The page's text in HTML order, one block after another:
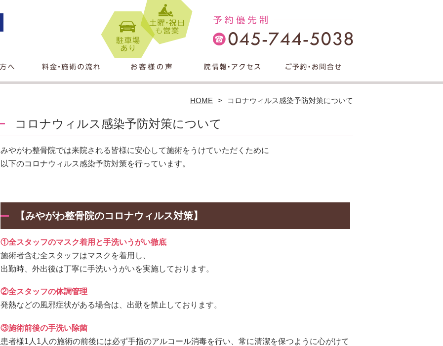
HOME コロナウィルス感染予防対策について
コロナウィルス感染予防対策について
みやがわ整骨院では来院される皆様に安心して施術をうけていただくために
以下のコロナウィルス感染予防対策を行っています。
【みやがわ整骨院のコロナウィルス対策】
①全スタッフのマスク着用と手洗いうがい徹底
施術者含む全スタッフはマスクを着用し、
出勤時、外出後は丁寧に手洗いうがいを実施しております。
②全スタッフの体調管理
発熱などの風邪症状がある場合は、出勤を禁止しております。
③施術前後の手洗い除菌
患者様1人1人の施術の前後には必ず手指のアルコール消毒を行い、常に清潔を保つように心がけて